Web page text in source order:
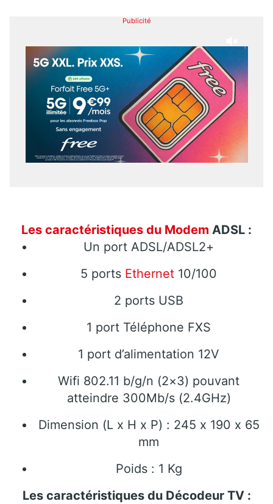
Publicité
Les caractéristiques du Modem ADSL :
Un port ADSL/ADSL2+
5 ports Ethernet 10/100
2 ports USB
1 port Téléphone FXS
1 port d’alimentation 12V
Wifi 802.11 b/g/n (2×3) pouvant
atteindre 300Mb/s (2.4GHz)
Dimension (L x H x P) : 245 x 190 x 65
mm
Poids : 1 Kg
Les caractéristiques du Décodeur TV :